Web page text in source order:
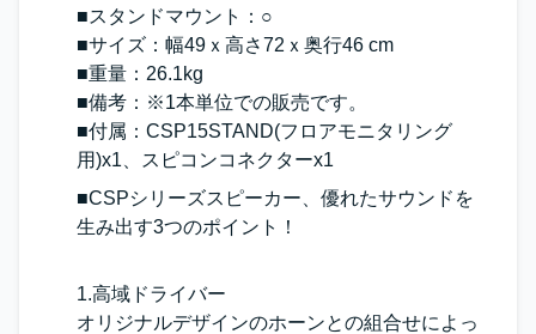
■スタンドマウント：○
■サイズ：幅49ｘ高さ72ｘ奥行46 cm
■重量：26.1kg
■備考：※1本単位での販売です。
■付属：CSP15STAND(フロアモニタリング
用)x1、スピコンコネクターx1
■CSPシリーズスピーカー、優れたサウンドを
生み出す3つのポイント！
1.高域ドライバー
オリジナルデザインのホーンとの組合せによっ